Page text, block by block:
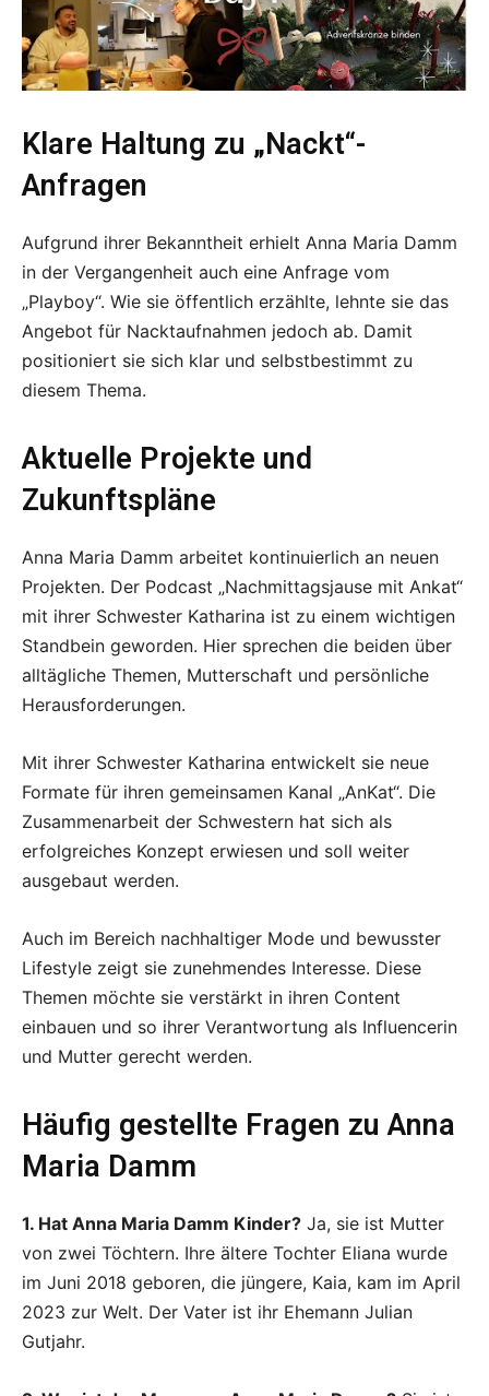
Klare Haltung zu „Nackt“-
Anfragen
Aufgrund ihrer Bekanntheit erhielt Anna Maria Damm
in der Vergangenheit auch eine Anfrage vom
„Playboy“. Wie sie öffentlich erzählte, lehnte sie das
Angebot für Nacktaufnahmen jedoch ab. Damit
positioniert sie sich klar und selbstbestimmt zu
diesem Thema.
Aktuelle Projekte und
Zukunftspläne
Anna Maria Damm arbeitet kontinuierlich an neuen
Projekten. Der Podcast „Nachmittagsjause mit Ankat“
mit ihrer Schwester Katharina ist zu einem wichtigen
Standbein geworden. Hier sprechen die beiden über
alltägliche Themen, Mutterschaft und persönliche
Herausforderungen.
Mit ihrer Schwester Katharina entwickelt sie neue
Formate für ihren gemeinsamen Kanal „AnKat“. Die
Zusammenarbeit der Schwestern hat sich als
erfolgreiches Konzept erwiesen und soll weiter
ausgebaut werden.
Auch im Bereich nachhaltiger Mode und bewusster
Lifestyle zeigt sie zunehmendes Interesse. Diese
Themen möchte sie verstärkt in ihren Content
einbauen und so ihrer Verantwortung als Influencerin
und Mutter gerecht werden.
Häufig gestellte Fragen zu Anna
Maria Damm
1. Hat Anna Maria Damm Kinder? Ja, sie ist Mutter
von zwei Töchtern. Ihre ältere Tochter Eliana wurde
im Juni 2018 geboren, die jüngere, Kaia, kam im April
2023 zur Welt. Der Vater ist ihr Ehemann Julian
Gutjahr.